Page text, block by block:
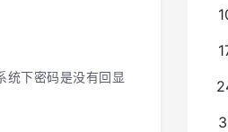
统下密码是没有回显